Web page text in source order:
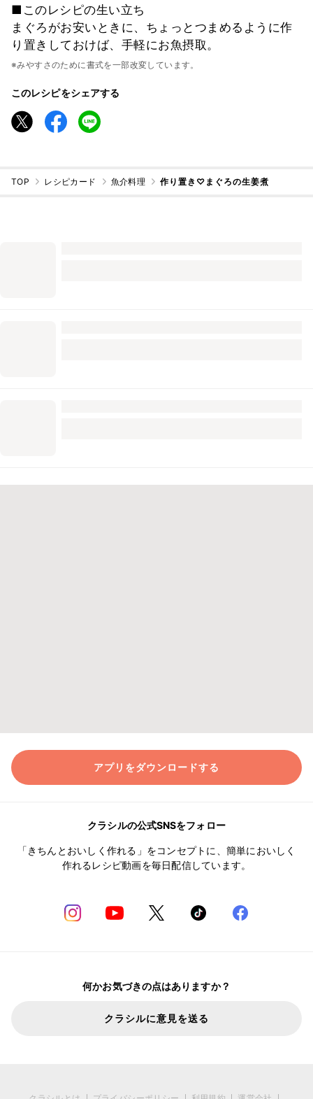
■このレシピの生い立ち
まぐろがお安いときに、ちょっとつまめるように作
り置きしておけば、手軽にお魚摂取。
※みやすさのために書式を一部改変しています。
このレシピをシェアする
TOP レシピカード 魚介料理 作り置き♡まぐろの生姜煮
アプリをダウンロードする
クラシルの公式SNSをフォロー
「きちんとおいしく作れる」をコンセプトに、簡単においしく
作れるレシピ動画を毎日配信しています。
何かお気づきの点はありますか？
クラシルに意見を送る